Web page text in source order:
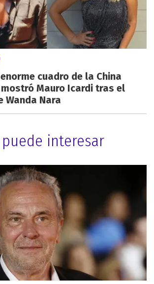
cuadro de la China
mostró Mauro Icardi tras el
Wanda Nara
puede interesar